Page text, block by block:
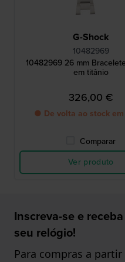
G-Shock
10482969
10482969 26 mm
em titânio
326,00 €
● De volta ao stock
Comparar
Ver produto
Inscreva-se e
seu relógio!
Para compras a